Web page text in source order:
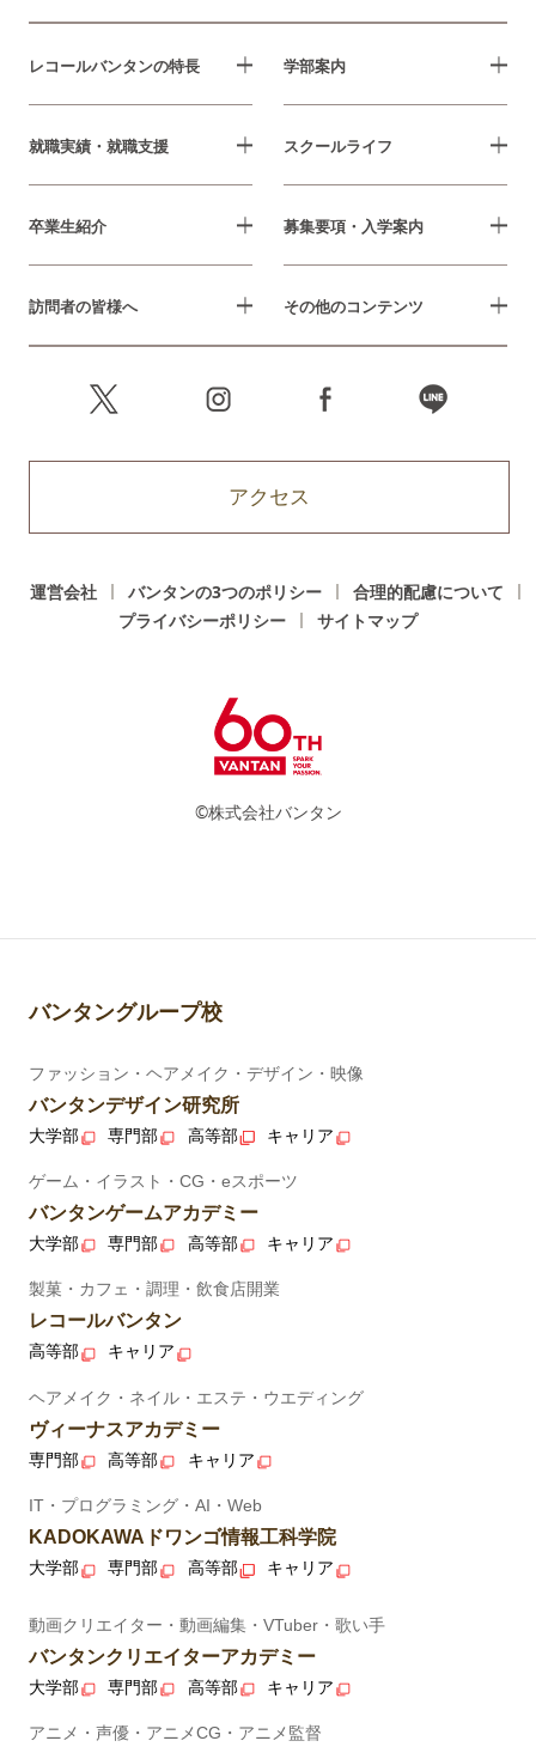
レコールバンタンの特長 学部案内
就職実績・就職支援 スクールライフ
卒業生紹介 募集要項・入学案内
訪問者の皆様へ その他のコンテンツ
アクセス
運営会社 バンタンの3つのポリシー
合理的配慮について
プライバシーポリシー
サイトマップ
©株式会社バンタン
バンタングループ校
ファッション・ヘアメイク・デザイン・映像
バンタンデザイン研究所
大学部 専門部 高等部 キャリア
ゲーム・イラスト・CG・eスポーツ
バンタンゲームアカデミー
大学部 専門部 高等部 キャリア
製菓・カフェ・調理・飲食店開業
レコールバンタン
高等部 キャリア
ヘアメイク・ネイル・エステ・ウエディング
ヴィーナスアカデミー
専門部 高等部 キャリア
IT・プログラミング・AI・Web
KADOKAWAドワンゴ情報工科学院
大学部 専門部 高等部 キャリア
動画クリエイター・動画編集・VTuber・歌い手
バンタンクリエイターアカデミー
大学部 専門部 高等部 キャリア
アニメ・声優・アニメCG・アニメ監督